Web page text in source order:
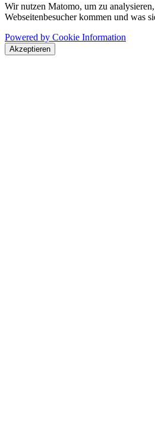
Wir nutzen Matomo, um zu
Webseitenbesucher kommen und was
Powered by Cookie Information
Akzeptieren